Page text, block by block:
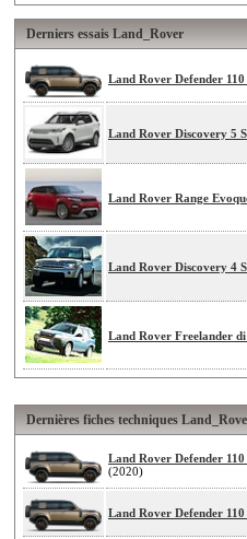
Derniers essais Land_Rover
Land Rover Defender 110
Land Rover Discovery 5
Land Rover Range
Land Rover Discovery 4
Land Rover Freelander
Dernières fiches techniques
Land Rover Defender
(2020)
Land Rover Defender 110